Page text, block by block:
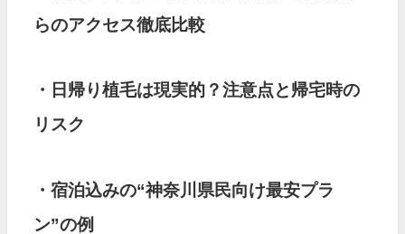
らのアクセス徹底比較
・日帰り植毛は現実的？注意点と帰宅時の
リスク
・宿泊込みの“神奈川県民向け最安プラ
ン”の例